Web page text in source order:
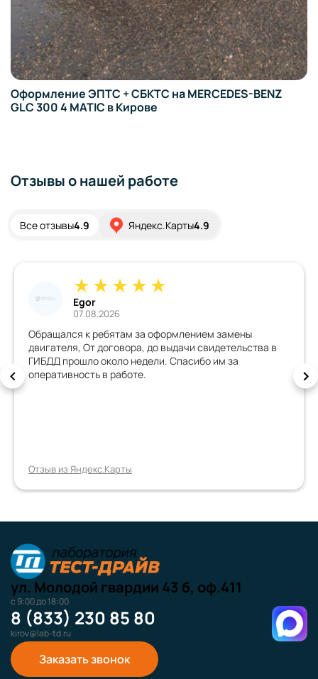
Оформление ЭПТС + СБКТС на MERCEDES-BENZ
GLC 300 4 MATIC в Кирове
Отзывы о нашей работе
Все отзывы4.9 Яндекс.Карты4.9
Egor
07.08.2026
Обращался к ребятам за оформлением замены
двигателя, От договора, до выдачи свидетельства в
ГИБДД прошло около недели. Спасибо им за
оперативность в работе.
Отзыв из Яндекс.Карты
ул. Молодой гвардии 43 б, оф.411
с 9:00 до 18:00
8 (833) 230 85 80
kirov@lab-td.ru
Заказать звонок